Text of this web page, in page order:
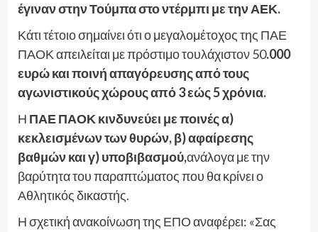
έγιναν στην Τούμπα στο ντέρμπι με την ΑΕΚ.
Κάτι τέτοιο σημαίνει ότι ο μεγαλομέτοχος της ΠΑΕ
ΠΑΟΚ απειλείται με πρόστιμο τουλάχιστον 50.000
ευρώ και ποινή απαγόρευσης από τους
αγωνιστικούς χώρους από 3 εώς 5 χρόνια.
Η ΠΑΕ ΠΑΟΚ κινδυνεύει με ποινές α)
κεκλεισμένων των θυρών, β) αφαίρεσης
βαθμών και γ) υποβιβασμού,ανάλογα με την
βαρύτητα του παραπτώματος που θα κρίνει ο
Αθλητικός δικαστής.
Η σχετική ανακοίνωση της ΕΠΟ αναφέρει: «Σας